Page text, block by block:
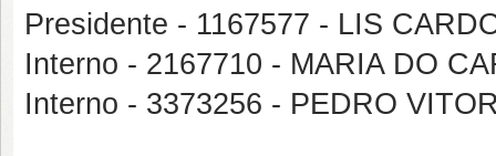
Presidente - 1167577 - LIS
Interno - 2167710 - MARIA DO
Interno - 3373256 - PEDRO